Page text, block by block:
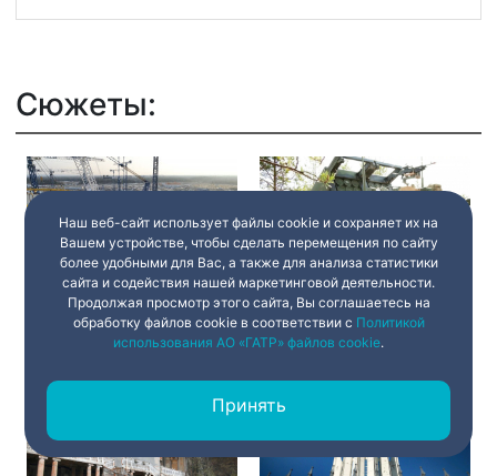
Сюжеты:
Чернобыль. Час истины.
40 лет крупнейшей
техногенной катастрофе
24 апреля 202622:00
«Особо важные цели в
районе Санкт-
Петербурга». Соседи
России продолжают
24 апреля 202622:00
Наш веб-сайт использует файлы cookie и сохраняет их на
Вашем устройстве, чтобы сделать перемещения по сайту
более удобными для Вас, а также для анализа статистики
сайта и содействия нашей маркетинговой деятельности.
Продолжая просмотр этого сайта, Вы соглашаетесь на
обработку файлов cookie в соответствии с Политикой
использования АО «ГАТР» файлов cookie.
Принять